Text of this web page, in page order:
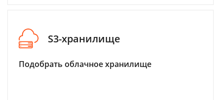
S3-хранилище
Подобрать облачное хранилище